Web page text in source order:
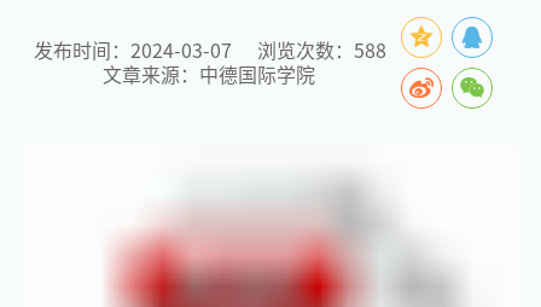
发布时间：2024-03-07 浏览次数：588
文章来源：中德国际学院